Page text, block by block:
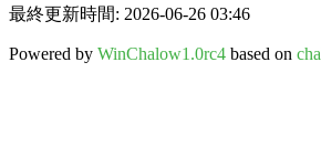
最終更新時間: 2026-06-26 03:46
Powered by WinChalow1.0rc4 based on